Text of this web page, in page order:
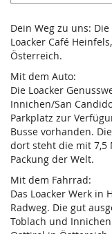
Dein Weg zu uns:
Loacker Café
Österreich.
Mit dem Auto:
Die Loacker
Innichen/San
Parkplatz zur
Busse vorhanden.
dort steht die mit 7,5
Packung der Welt.
Mit dem Fahrrad:
Das Loacker Werk in
Radweg. Die gut
Toblach und